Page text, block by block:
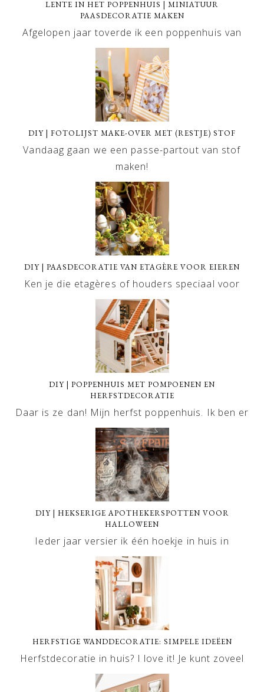
LENTE IN HET POPPENHUIS | MINIATUUR
PAASDECORATIE MAKEN
Afgelopen jaar toverde ik een poppenhuis van
DIY | FOTOLIJST MAKE-OVER MET (RESTJE) STOF
Vandaag gaan we een passe-partout van stof
maken!
DIY | PAASDECORATIE VAN ETAGÈRE VOOR EIEREN
Ken je die etagères of houders speciaal voor
DIY | POPPENHUIS MET POMPOENEN EN
HERFSTDECORATIE
Daar is ze dan! Mijn herfst poppenhuis. Ik ben er
DIY | HEKSERIGE APOTHEKERSPOTTEN VOOR
HALLOWEEN
Ieder jaar versier ik één hoekje in huis in
HERFSTIGE WANDDECORATIE: SIMPELE IDEËEN
Herfstdecoratie in huis? I love it! Je kunt zoveel